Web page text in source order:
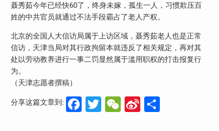
聂秀茹今年已经快60了，终身未嫁，孤生一人，习惯欺压百
姓的中共官员就通过不法手段霸占了老人产权。
北京的全国人大信访局属于上访区域，聂秀茹老人也是正常
信访，天津当局对其行政拘留本就违反了相关规定，再对其
处以劳动教养进行一事二罚显然属于滥用职权的打击报复行
为。
（天津志愿者撰稿）
分享这篇文章到: Facebook
Twitter
WeChat
Sina分